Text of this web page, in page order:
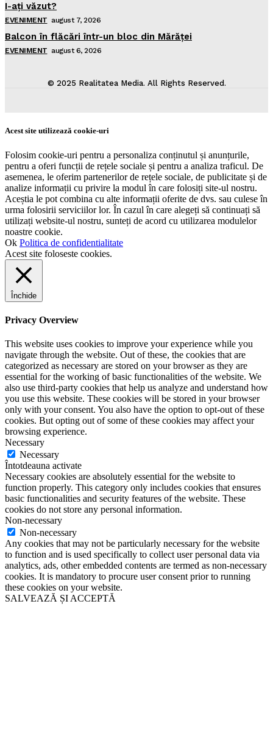
I-aţi văzut?
EVENIMENT august 7, 2026
Balcon în flăcări într-un bloc din Mărăţei
EVENIMENT august 6, 2026
© 2025 Realitatea Media. All Rights Reserved.
Acest site utilizează cookie-uri
Folosim cookie-uri pentru a personaliza conținutul și anunțurile,
pentru a oferi funcții de rețele sociale și pentru a analiza traficul. De
asemenea, le oferim partenerilor de rețele sociale, de publicitate și de
analize informații cu privire la modul în care folosiți site-ul nostru.
Aceștia le pot combina cu alte informații oferite de dvs. sau culese în
urma folosirii serviciilor lor. În cazul în care alegeți să continuați să
utilizați website-ul nostru, sunteți de acord cu utilizarea modulelor
noastre cookie.
Ok Politica de confidentialitate
Acest site foloseste cookies.
Închide
Privacy Overview
This website uses cookies to improve your experience while you
navigate through the website. Out of these, the cookies that are
categorized as necessary are stored on your browser as they are
essential for the working of basic functionalities of the website. We
also use third-party cookies that help us analyze and understand how
you use this website. These cookies will be stored in your browser
only with your consent. You also have the option to opt-out of these
cookies. But opting out of some of these cookies may affect your
browsing experience.
Necessary
Necessary
Întotdeauna activate
Necessary cookies are absolutely essential for the website to
function properly. This category only includes cookies that ensures
basic functionalities and security features of the website. These
cookies do not store any personal information.
Non-necessary
Non-necessary
Any cookies that may not be particularly necessary for the website
to function and is used specifically to collect user personal data via
analytics, ads, other embedded contents are termed as non-necessary
cookies. It is mandatory to procure user consent prior to running
these cookies on your website.
SALVEAZĂ ȘI ACCEPTĂ